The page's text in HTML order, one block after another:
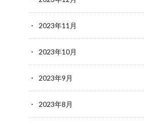
2023年11月
2023年10月
2023年9月
2023年8月